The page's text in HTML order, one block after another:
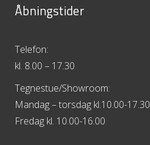
Åbningstider
Telefon:
kl. 8.00 – 17.30
Tegnestue/Showroom:
Mandag – torsdag kl.10.00-17.30
Fredag kl. 10.00-16.00